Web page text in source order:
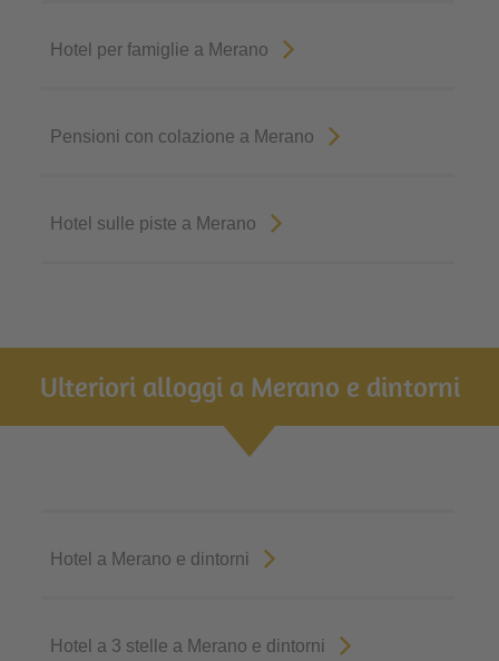
Hotel per famiglie a Merano
Pensioni con colazione a Merano
Hotel sulle piste a Merano
Ulteriori alloggi a Merano e dintorni
Hotel a Merano e dintorni
Hotel a 3 stelle a Merano e dintorni